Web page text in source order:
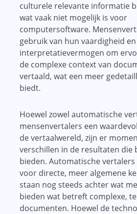
culturele relevante informatie
wat vaak niet mogelijk is voor
computersoftware.
gebruik van hun vaardigheid en
interpretatievermogen om
de complexe context van
vertaald, wat een meer
biedt.
Hoewel zowel automatische
mensenvertalers een
de vertaalwereld, zijn er
verschillen in de resultaten die
bieden. Automatische
voor directe, meer algemene
staan ​​nog steeds achter wat
bieden wat betreft complexe,
documenten. Hoewel de